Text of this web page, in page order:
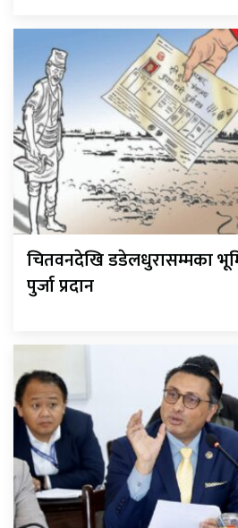
चितवनदेखि डडेलधुरासम्मका
पुर्जा प्रदान